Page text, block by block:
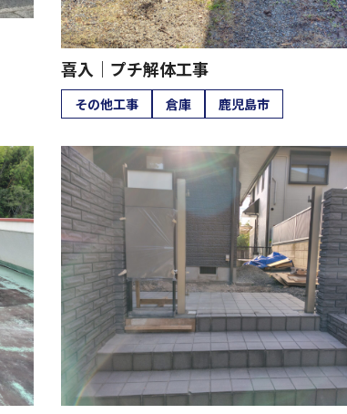
喜入｜プチ解体工事
その他工事 倉庫 鹿児島市